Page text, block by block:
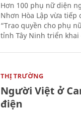
Hơn 100 phụ nữ diện
Nhơn Hòa Lập vừa
“Trao quyền cho phụ
tỉnh Tây Ninh triển khai
THỊ TRƯỜNG
Người Việt ở
điện